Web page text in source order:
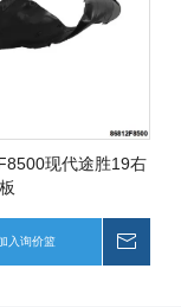
现代途胜19右
入询价篮